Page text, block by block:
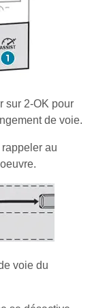
sur 2-OK pour
de voie.
au
voie du